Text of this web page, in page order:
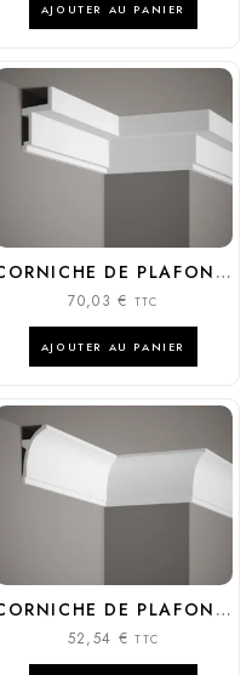
AJOUTER AU PANIER
CORNICHE DE PLAFOND MDB 115
70,03€ TTC
AJOUTER AU PANIER
CORNICHE DE PLAFOND MDB 100
52,54 € TTC